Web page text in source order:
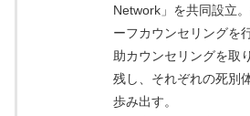
Network」を共同設立
ーフカウンセリングを
助カウンセリングを取
残し、それぞれの死別
歩み出す。